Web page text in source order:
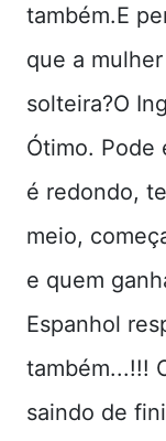
também.E
que a
solteira?O
Ótimo. Pode
é redondo,
meio,
e quem
Espanhol
também...!!!
saindo de